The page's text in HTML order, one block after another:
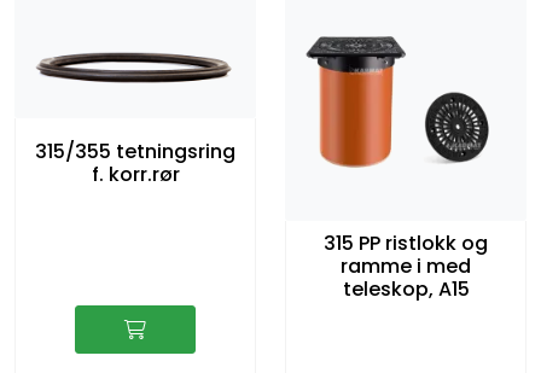
315/355 tetningsring
f. korr.rør
315 PP ristlokk og
ramme i med
teleskop, A15